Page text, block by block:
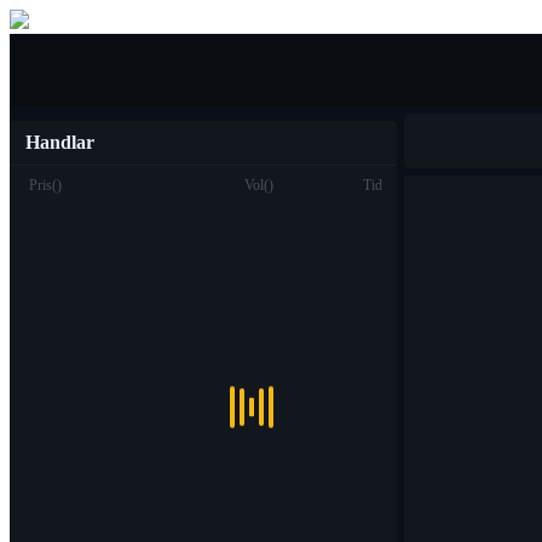
Handlar
Pris() Vol () Tid